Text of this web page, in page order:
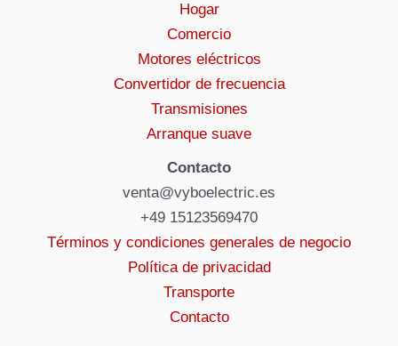
Hogar
Comercio
Motores eléctricos
Convertidor de frecuencia
Transmisiones
Arranque suave
Contacto
venta@vyboelectric.es
+49 15123569470
Términos y condiciones generales de negocio
Política de privacidad
Transporte
Contacto